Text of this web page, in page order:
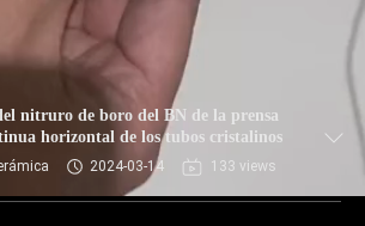
nitruro de boro del BN de la prensa
horizontal de los tubos cristalinos
2024-03-14 133 views